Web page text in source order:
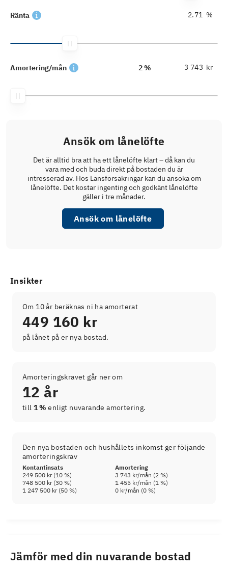
Ränta %
Amortering/mån 2 % kr
Ansök om lånelöfte
Det är alltid bra att ha ett lånelöfte klart – då kan du
vara med och buda direkt på bostaden du är
intresserad av. Hos Länsförsäkringar kan du ansöka om
lånelöfte. Det kostar ingenting och godkänt lånelöfte
gäller i tre månader.
Ansök om lånelöfte
Insikter
Om 10 år beräknas ni ha amorterat
449 160 kr
på lånet på er nya bostad.
Amorteringskravet går ner om
12 år
till 1 % enligt nuvarande amortering.
Den nya bostaden och hushållets inkomst ger följande
amorteringskrav
Kontantinsats
Amortering
249 500 kr(10 %) 3 743 kr/mån (2 %)
748 500 kr(30 %) 1 455 kr/mån (1 %)
1 247 500 kr(50 %) 0 kr/mån (0 %)
Jämför med din nuvarande bostad